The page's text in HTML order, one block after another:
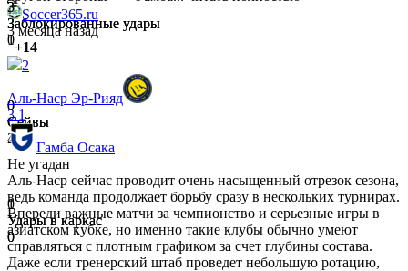
3
Заблокированные удары
1
0
Сейвы
4
0
Удары в каркас
0
3
Заблокированные удары
0
0
Сейвы
2
1
Удары в каркас
0
Soccer365.ru
3 месяца назад
+14
2
Аль-Наср Эр-Рияд
3 1
Гамба Осака
Не угадан
Аль-Наср сейчас проводит очень насыщенный отрезок сезона,
ведь команда продолжает борьбу сразу в нескольких турнирах.
Впереди важные матчи за чемпионство и серьезные игры в
азиатском кубке, но именно такие клубы обычно умеют
справляться с плотным графиком за счет глубины состава.
Даже если тренерский штаб проведет небольшую ротацию,